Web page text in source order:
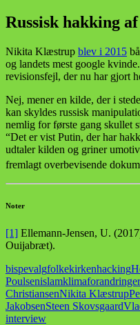
Russisk hakking
Nikita Klæstrup blev i 2015
og landets mest google
revisionsfejl, der nu har gjort
Nej, mener en kilde, der i
kan skyldes russisk
nemlig for første gang skullet
“Det er vist Putin, der har
udtaler kilden og griner
fremlagt overbevisende
Noter
[1] Ellemann-Jensen, U.
Ouijabræt).
bispevalgfolkekirkenhacking
Poulsenislamklimaforandringer
ChristiansenNikita Klæstrup
JakobsenSteen Skovsgaard
interview